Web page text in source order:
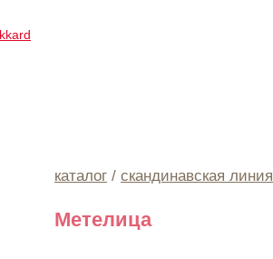
каталог / скандинавская линия
Метелица